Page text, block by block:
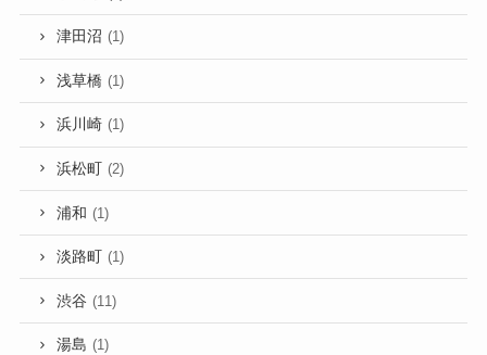
津田沼 (1)
浅草橋 (1)
浜川崎 (1)
浜松町 (2)
浦和 (1)
淡路町 (1)
渋谷 (11)
湯島 (1)